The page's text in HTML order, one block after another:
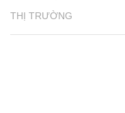
THỊ TRƯỜNG